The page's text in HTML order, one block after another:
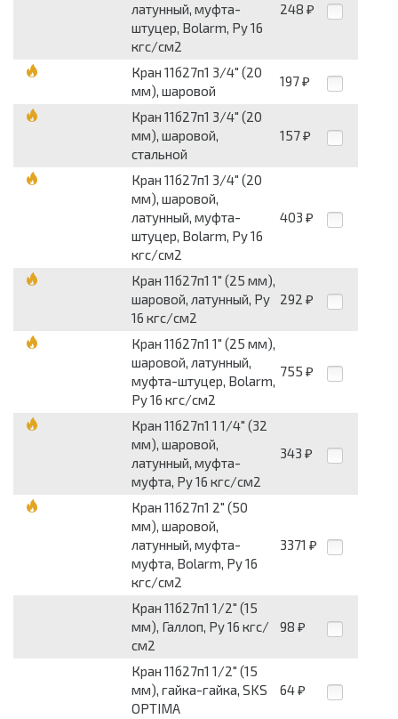
латунный, муфта-
штуцер, Bolarm, Py 16
кгс/см2
248 ₽
Кран 11б27п1 3/4" (20
мм), шаровой
197 ₽
Кран 11б27п1 3/4" (20
мм), шаровой,
стальной
157 ₽
Кран 11б27п1 3/4" (20
мм), шаровой,
латунный, муфта-
штуцер, Bolarm, Py 16
кгс/см2
403 ₽
Кран 11б27п1 1" (25 мм),
шаровой, латунный, Py
16 кгс/см2
292 ₽
Кран 11б27п1 1" (25 мм),
шаровой, латунный,
муфта-штуцер, Bolarm,
Py 16 кгс/см2
755 ₽
Кран 11б27п1 1 1/4" (32
мм), шаровой,
латунный, муфта-
муфта, Py 16 кгс/см2
343 ₽
Кран 11б27п1 2" (50
мм), шаровой,
латунный, муфта-
муфта, Bolarm, Py 16
кгс/см2
3371 ₽
Кран 11б27п1 1/2" (15
мм), Галлоп, Py 16 кгс/
см2
98 ₽
Кран 11б27п1 1/2" (15
мм), гайка-гайка, SKS
OPTIMA
64 ₽